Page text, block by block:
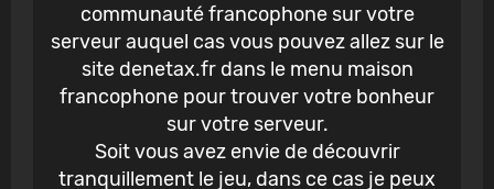
communauté francophone sur votre
serveur auquel cas vous pouvez allez sur le
site denetax.fr dans le menu maison
francophone pour trouver votre bonheur
sur votre serveur.
Soit vous avez envie de découvrir
tranquillement le jeu, dans ce cas je peux